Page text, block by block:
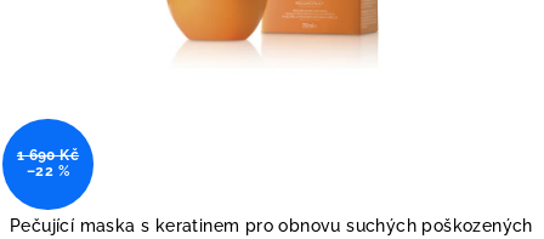
Pečující maska s keratinem pro obnovu suchých poškozených
1 690 Kč
–22 %